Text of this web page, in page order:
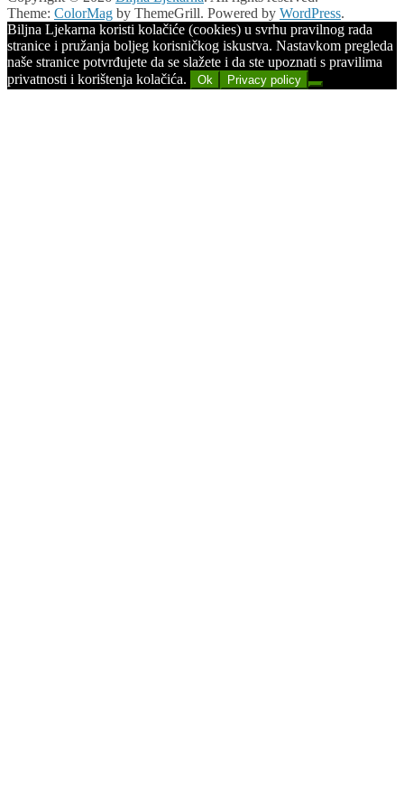
Theme: ColorMag by ThemeGrill. Powered by WordPress.
Biljna Ljekarna koristi kolačiće (cookies) u svrhu pravilnog rada
stranice i pružanja boljeg korisničkog iskustva. Nastavkom pregleda
naše stranice potvrđujete da se slažete i da ste upoznati s pravilima
privatnosti i korištenja kolačića.
Ok Privacy policy